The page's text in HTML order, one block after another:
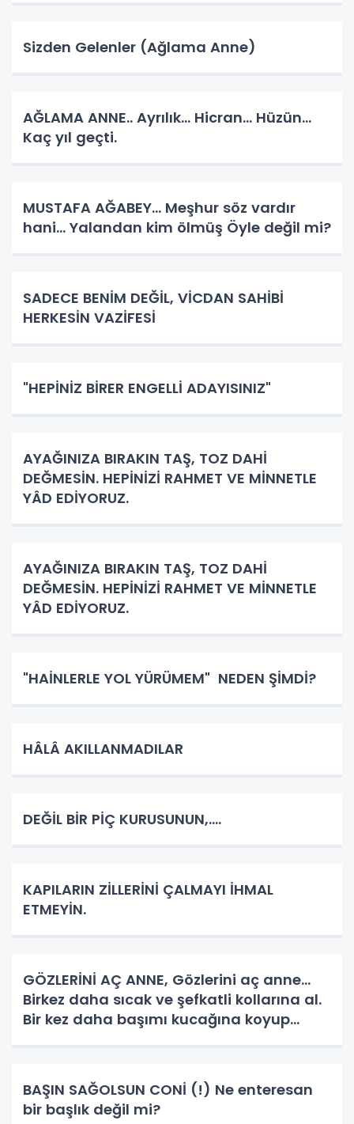
Sizden Gelenler (Ağlama Anne)
AĞLAMA ANNE.. Ayrılık... Hicran... Hüzün...
Kaç yıl geçti.
MUSTAFA AĞABEY… Meşhur söz vardır
hani… Yalandan kim ölmüş Öyle değil mi?
SADECE BENİM DEĞİL, VİCDAN SAHİBİ
HERKESİN VAZİFESİ
"HEPİNİZ BİRER ENGELLİ ADAYISINIZ"
AYAĞINIZA BIRAKIN TAŞ, TOZ DAHİ
DEĞMESİN. HEPİNİZİ RAHMET VE MİNNETLE
YÂD EDİYORUZ.
AYAĞINIZA BIRAKIN TAŞ, TOZ DAHİ
DEĞMESİN. HEPİNİZİ RAHMET VE MİNNETLE
YÂD EDİYORUZ.
"HAİNLERLE YOL YÜRÜMEM" NEDEN ŞİMDİ?
HÂLÂ AKILLANMADILAR
DEĞİL BİR PİÇ KURUSUNUN,....
KAPILARIN ZİLLERİNİ ÇALMAYI İHMAL
ETMEYİN.
GÖZLERİNİ AÇ ANNE, Gözlerini aç anne...
Birkez daha sıcak ve şefkatli kollarına al.
Bir kez daha başımı kucağına koyup
hissettiği sakinliği, huzuru, şe
BAŞIN SAĞOLSUN CONİ (!) Ne enteresan
bir başlık değil mi?